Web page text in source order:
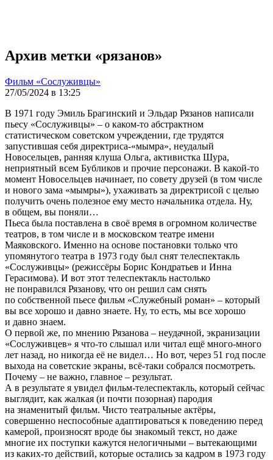
Архив метки «рязанов»
Фильм «Сослуживцы»
27/05/2024 в 13:25
В 1971 году Эмиль Брагинский и Эльдар Рязанов написали
пьесу «Сослуживцы» – о каком-то абстрактном
статистическом советском учреждении, где трудятся
запустившая себя директриса-«мымра», неудалый
Новосельцев, ранняя клуша Ольга, активистка Шура,
неприятный всем Бубликов и прочие персонажи. В какой-то
момент Новосельцев начинает, по совету друзей (в том числе
и нового зама «мымры»), ухаживать за директрисой с целью
получить очень полезное ему место начальника отдела. Ну,
в общем, вы поняли…
Пьеса была поставлена в своё время в огромном количестве
театров, в том числе и в московском театре имени
Маяковского. Именно на основе постановки только что
упомянутого театра в 1973 году был снят телеспектакль
«Сослуживцы» (режиссёры Борис Кондратьев и Инна
Герасимова). И вот этот телеспектакль настолько
не понравился Рязанову, что он решил сам снять
по собственной пьесе фильм «Служебный роман» – который
вы все хорошо и давно знаете. Ну, то есть, мы все хорошо
и давно знаем.
О первой же, по мнению Рязанова – неудачной, экранизации
«Сослуживцев» я что-то слышал или читал ещё много-много
лет назад, но никогда её не видел… Но вот, через 51 год после
выхода на советские экраны, всё-таки собрался посмотреть.
Почему – не важно, главное – результат.
А в результате я увидел фильм-телеспектакль, который сейчас
выглядит, как жалкая (и почти позорная) пародия
на знаменитый фильм. Чисто театральные актёры,
совершенно неспособные адаптироваться к поведению перед
камерой, произносят вроде бы знакомый текст, но даже
многие их поступки кажутся нелогичными – вытекающими
из каких-то действий, которые остались за кадром в 1973 году